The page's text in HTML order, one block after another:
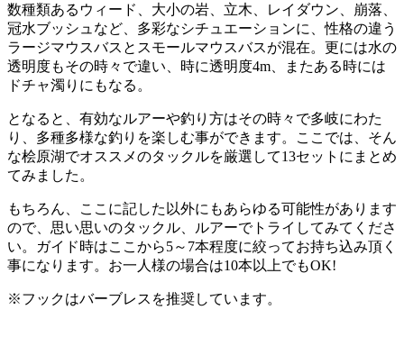
数種類あるウィード、大小の岩、立木、レイダウン、崩落、
冠水ブッシュなど、多彩なシチュエーションに、性格の違う
ラージマウスバスとスモールマウスバスが混在。更には水の
透明度もその時々で違い、時に透明度4m、またある時には
ドチャ濁りにもなる。
となると、有効なルアーや釣り方はその時々で多岐にわた
り、多種多様な釣りを楽しむ事ができます。ここでは、そん
な桧原湖でオススメのタックルを厳選して13セットにまとめ
てみました。
もちろん、ここに記した以外にもあらゆる可能性があります
ので、思い思いのタックル、ルアーでトライしてみてくださ
い。ガイド時はここから5～7本程度に絞ってお持ち込み頂く
事になります。お一人様の場合は10本以上でもOK!
※フックはバーブレスを推奨しています。